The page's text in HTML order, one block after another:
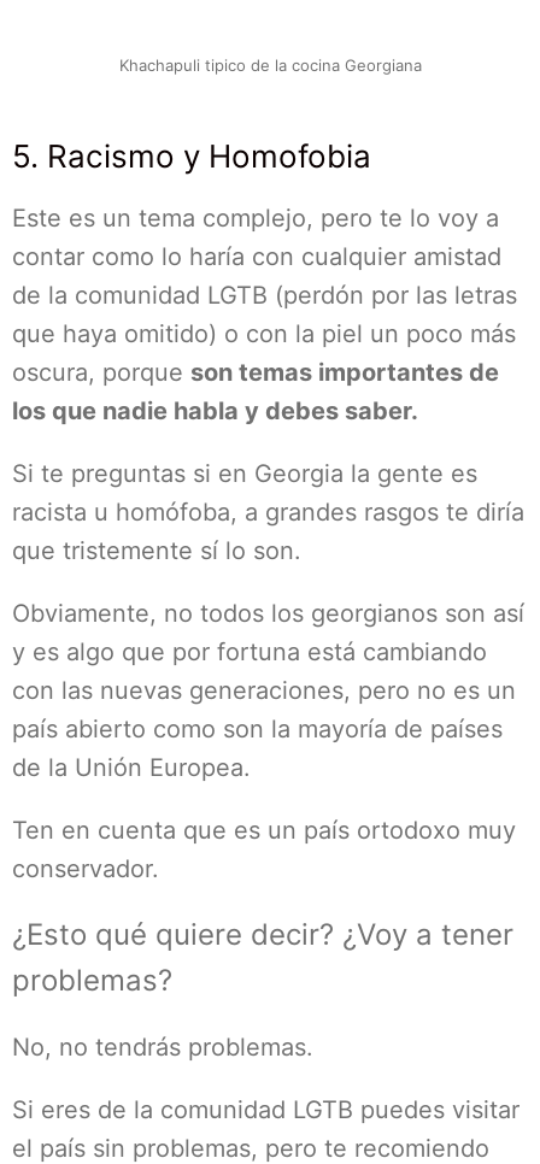
Khachapuli tipico de la cocina Georgiana
5. Racismo y Homofobia
Este es un tema complejo, pero te lo voy a
contar como lo haría con cualquier amistad
de la comunidad LGTB (perdón por las letras
que haya omitido) o con la piel un poco más
oscura, porque son temas importantes de
los que nadie habla y debes saber.
Si te preguntas si en Georgia la gente es
racista u homófoba, a grandes rasgos te diría
que tristemente sí lo son.
Obviamente, no todos los georgianos son así
y es algo que por fortuna está cambiando
con las nuevas generaciones, pero no es un
país abierto como son la mayoría de países
de la Unión Europea.
Ten en cuenta que es un país ortodoxo muy
conservador.
¿Esto qué quiere decir? ¿Voy a tener
problemas?
No, no tendrás problemas.
Si eres de la comunidad LGTB puedes visitar
el país sin problemas, pero te recomiendo